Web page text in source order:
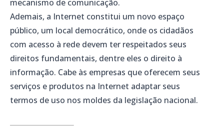
mecanismo de comunicação.
Ademais, a Internet constitui um novo espaço
público, um local democrático, onde os cidadãos
com acesso à rede devem ter respeitados seus
direitos fundamentais, dentre eles o direito à
informação. Cabe às empresas que oferecem seus
serviços e produtos na Internet adaptar seus
termos de uso nos moldes da legislação nacional.